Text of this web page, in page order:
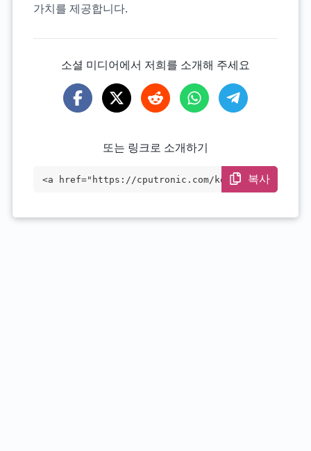
가치를 제공합니다.
소셜 미디어에서 저희를 소개해 주세요
또는 링크로 소개하기
<a href="https://cputronic.com/ko/cpu/am
복사